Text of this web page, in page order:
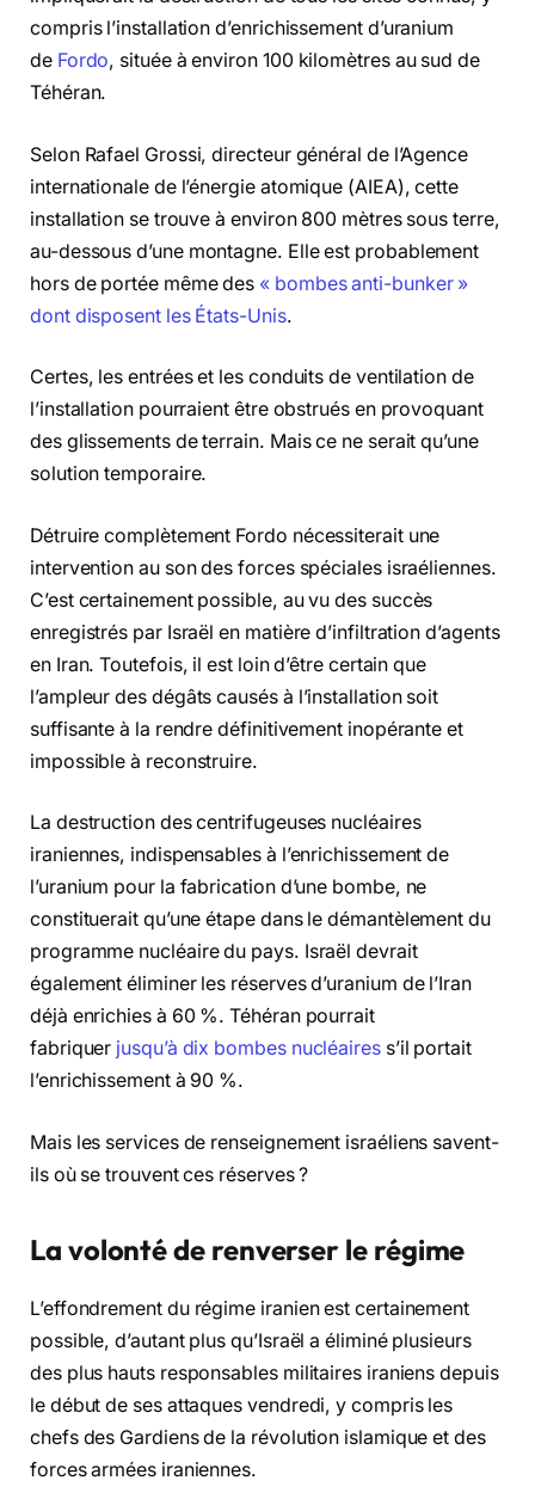
compris l’installation d’enrichissement d’uranium
de Fordo, située à environ 100 kilomètres au sud de
Téhéran.
Selon Rafael Grossi, directeur général de l’Agence
internationale de l’énergie atomique (AIEA), cette
installation se trouve à environ 800 mètres sous terre,
au-dessous d’une montagne. Elle est probablement
hors de portée même des « bombes anti-bunker »
dont disposent les États-Unis.
Certes, les entrées et les conduits de ventilation de
l’installation pourraient être obstrués en provoquant
des glissements de terrain. Mais ce ne serait qu’une
solution temporaire.
Détruire complètement Fordo nécessiterait une
intervention au son des forces spéciales israéliennes.
C’est certainement possible, au vu des succès
enregistrés par Israël en matière d’infiltration d’agents
en Iran. Toutefois, il est loin d’être certain que
l’ampleur des dégâts causés à l’installation soit
suffisante à la rendre définitivement inopérante et
impossible à reconstruire.
La destruction des centrifugeuses nucléaires
iraniennes, indispensables à l’enrichissement de
l’uranium pour la fabrication d’une bombe, ne
constituerait qu’une étape dans le démantèlement du
programme nucléaire du pays. Israël devrait
également éliminer les réserves d’uranium de l’Iran
déjà enrichies à 60 %. Téhéran pourrait
fabriquer jusqu’à dix bombes nucléairess’il portait
l’enrichissement à 90 %.
Mais les services de renseignement israéliens savent-
ils où se trouvent ces réserves ?
La volonté de renverser le régime
L’effondrement du régime iranien est certainement
possible, d’autant plus qu’Israël a éliminé plusieurs
des plus hauts responsables militaires iraniens depuis
le début de ses attaques vendredi, y compris les
chefs des Gardiens de la révolution islamique et des
forces armées iraniennes.